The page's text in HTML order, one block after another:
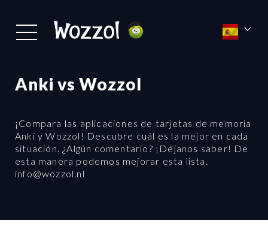
Anki vs Wozzol
¡Compara las aplicaciones de tarjetas de memoria
Anki y Wozzol! Descubre cuál es la mejor en cada
situación. ¿Algún comentario? ¡Déjanos saber! De
esta manera podemos mejorar esta lista.
info@wozzol.nl